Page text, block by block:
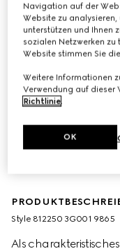
Style ‎812250 3G001 9865
Als
Navigation auf der
Website zu
unterstützen und Ihnen
sozialen Netzwerken zu
Website stimmen Sie
Weitere Informationen
Verwendung auf dieser
Richtlinie.
OK